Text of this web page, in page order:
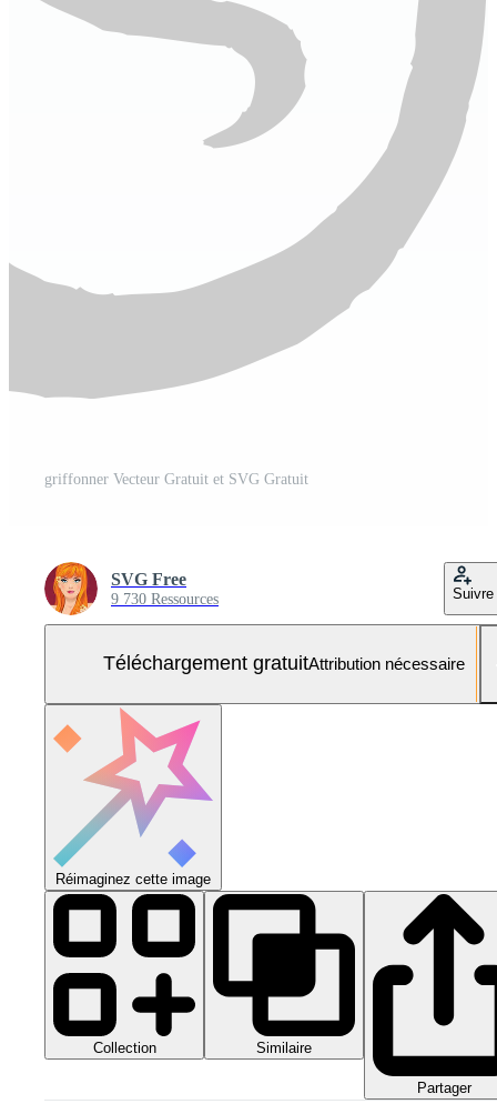
griffonner Vecteur Gratuit et SVG Gratuit
SVG Free
9 730 Ressources Suivre
Téléchargement gratuitAttribution nécessaire
Réimaginez cette image
Collection Similaire
Partager